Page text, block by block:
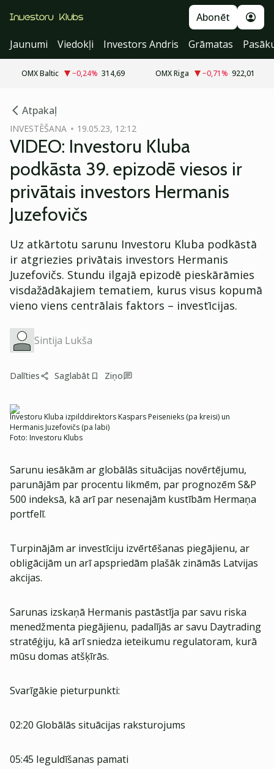
Abonēt
Jaunumi
Viedokļi Investors Andris Grāmatas
OMX Baltic −0,24% 314,69 OMX Riga −0,71% 922,01
Atpakaļ
INVESTĒŠANA 19.05.23, 12:12
VIDEO: Investoru Kluba
podkāsta 39. epizodē viesos ir
privātais investors Hermanis
Juzefovičs
Uz atkārtotu sarunu Investoru Kluba podkāstā
ir atgriezies privātais investors Hermanis
Juzefovičs. Stundu ilgajā epizodē pieskārāmies
visdažādākajiem tematiem, kurus visus kopumā
vieno viens centrālais faktors – investīcijas.
Sintija Lukša
Dalīties Saglabāt Ziņo
Investoru Kluba izpilddirektors Kaspars Peisenieks (pa kreisi) un
Hermanis Juzefovičs (pa labi)
Foto: Investoru Klubs
Sarunu iesākām ar globālās situācijas novērtējumu,
parunājām par procentu likmēm, par prognozēm S&P
500 indeksā, kā arī par nesenajām kustībām Hermaņa
portfelī.
Turpinājām ar investīciju izvērtēšanas piegājienu, ar
obligācijām un arī apspriedām plašāk zināmās Latvijas
akcijas.
Sarunas izskaņā Hermanis pastāstīja par savu riska
menedžmenta piegājienu, padalījās ar savu Daytrading
stratēģiju, kā arī sniedza ieteikumu regulatoram, kurā
mūsu domas atšķīrās.
Svarīgākie pieturpunkti:
02:20 Globālās situācijas raksturojums
05:45 Ieguldīšanas pamati